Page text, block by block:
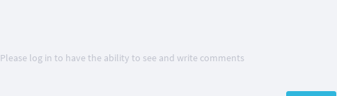
Please log in to have the ability to see and write comments